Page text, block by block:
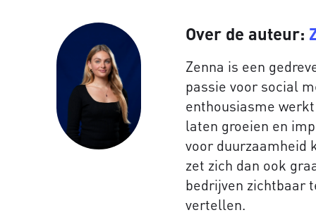
Over de auteur:
Zenna is een
passie voor social
enthousiasme
laten groeien en
voor duurzaamheid
zet zich dan ook
bedrijven zichtbaar
vertellen.